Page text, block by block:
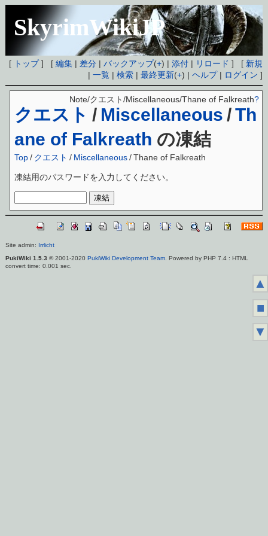
SkyrimWikiJP
[ トップ] [編集 | 差分 |バックアップ(+) |添付 | リロード ] [ 新規
|一覧 |検索 |最終更新(+) |ヘルプ| ログイン ]
クエスト / Miscellaneous /Th
ane of Falkreath の凍結
Note/クエスト/Miscellaneous/Thane of Falkreath?
Top / クエスト / Miscellaneous/ Thane of Falkreath
凍結用のパスワードを入力してください。
Site admin: Irrlicht
PukiWiki 1.5.3 © 2001-2020 PukiWiki Development Team. Powered by PHP 7.4 : HTML
convert time: 0.001 sec.
▲
■
▼